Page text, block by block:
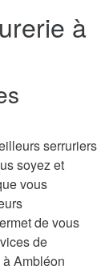
à
serruriers
soyez et
vous
de vous
de
Ambléon